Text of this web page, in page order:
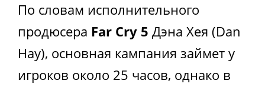
По словам исполнительного
продюсера Far Cry 5 Дэна Xея (Dan
Hay), основная кампания займет у
игроков около 25 часов, однако в